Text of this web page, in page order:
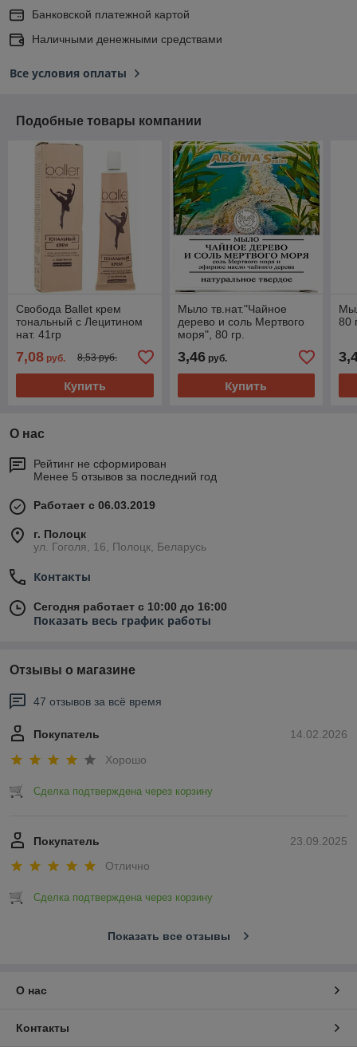
Банковской платежной картой
Наличными денежными средствами
Все условия оплаты
Подобные товары компании
Свобода Ballet крем
тональный с Лецитином
нат. 41гр
7,08 руб. 8,53 руб.
Купить
Мыло тв.нат."Чайное
дерево и соль Мертвого
моря", 80 гр.
3,46руб.
Купить
80
О нас
Рейтинг не сформирован
Менее 5 отзывов за последний год
Работает с 06.03.2019
г. Полоцк
ул. Гоголя, 16, Полоцк, Беларусь
Контакты
Сегодня работает с 10:00 до 16:00
Показать весь график работы
Отзывы о магазине
47 отзывов за всё время
14.02.2026
Покупатель
Хорошо
Сделка подтверждена через корзину
23.09.2025
Покупатель
Отлично
Сделка подтверждена через корзину
Показать все отзывы
О нас
Контакты